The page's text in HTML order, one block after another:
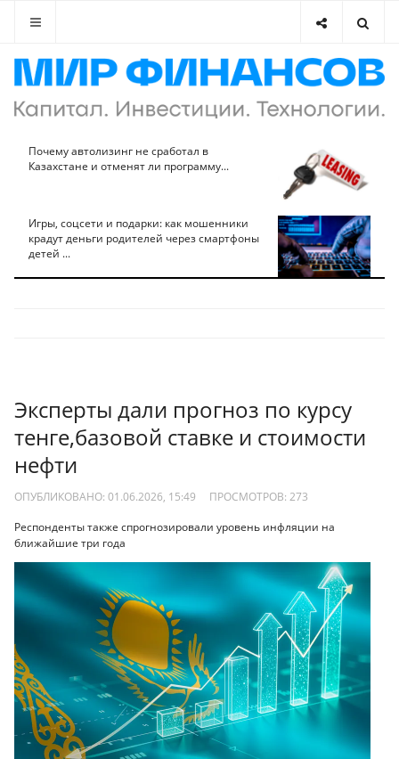
Почему автолизинг не сработал в
Казахстане и отменят ли программу...
Игры, соцсети и подарки: как мошенники
крадут деньги родителей через смартфоны
детей ...
Эксперты дали прогноз по курсу
тенге,базовой ставке и стоимости
нефти
ОПУБЛИКОВАНО: 01.06.2026, 15:49 ПРОСМОТРОВ: 273
Респонденты также спрогнозировали уровень инфляции на
ближайшие три года